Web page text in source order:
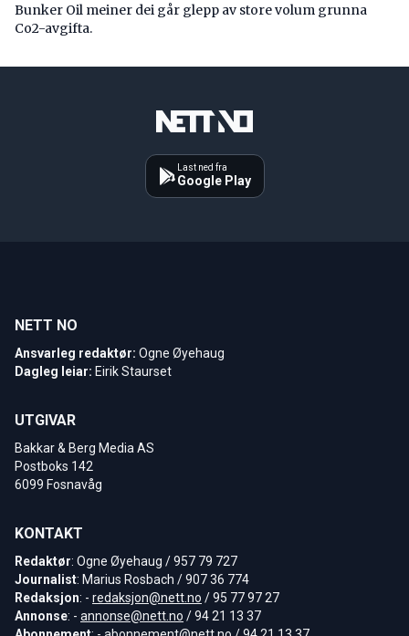
Bunker Oil meiner dei går glepp av store volum grunna
Co2-avgifta.
Last ned fra
Google Play
NETT NO
Ansvarleg redaktør: Ogne Øyehaug
Dagleg leiar: Eirik Staurset
UTGIVAR
Bakkar & Berg Media AS
Postboks 142
6099 Fosnavåg
KONTAKT
Redaktør: Ogne Øyehaug / 957 79 727
Journalist: Marius Rosbach / 907 36 774
Redaksjon: - redaksjon@nett.no / 95 77 97 27
Annonse: - annonse@nett.no / 94 21 13 37